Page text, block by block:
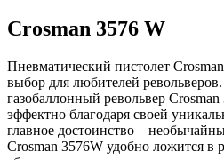
Crosman 3576 W
Пневматический пистолет
выбор для любителей
газобаллонный револьвер
эффектно благодаря своей
главное достоинство –
Crosman 3576W удобно ложится в